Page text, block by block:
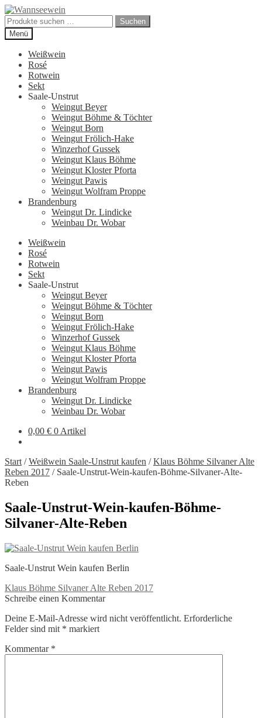
Zur
Navigation
springen
Zum
Inhalt
springen
Suchen
nach:
Suchen
Menü
Weißwein
Rosé
Rotwein
Sekt
Saale-Unstrut
Weingut Beyer
Weingut Böhme & Töchter
Weingut Born
Weingut Frölich-Hake
Winzerhof Gussek
Weingut Klaus Böhme
Weingut Kloster Pforta
Weingut Pawis
Weingut Wolfram Proppe
Brandenburg
Weingut Dr. Lindicke
Weinbau Dr. Wobar
Weißwein
Rosé
Rotwein
Sekt
Saale-Unstrut
Weingut Beyer
Weingut Böhme & Töchter
Weingut Born
Weingut Frölich-Hake
Winzerhof Gussek
Weingut Klaus Böhme
Weingut Kloster Pforta
Weingut Pawis
Weingut Wolfram Proppe
Brandenburg
Weingut Dr. Lindicke
Weinbau Dr. Wobar
0,00 € 0 Artikel
Start /Weißwein Saale-Unstrut kaufen /Klaus Böhme Silvaner Alte
Reben 2017 / Saale-Unstrut-Wein-kaufen-Böhme-Silvaner-Alte-
Reben
Saale-Unstrut-Wein-kaufen-Böhme-
Silvaner-Alte-Reben
Saale-Unstrut Wein kaufen Berlin
Beitragsnavigation
Vorheriger
Beitrag:
Klaus Böhme Silvaner Alte Reben 2017
Schreibe einen Kommentar
Deine E-Mail-Adresse wird nicht veröffentlicht. Erforderliche
Felder sind mit * markiert
Kommentar *